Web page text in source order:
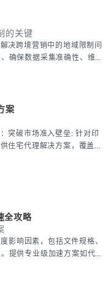
的关键
决跨境营销中的地域限制问
确保数据采集准确性、维护
案
突破市场准入壁垒: 针对印
住宅代理解决方案，覆盖主
全攻略
影响因素，包括文件规格、
提供专业级加速方案如代理